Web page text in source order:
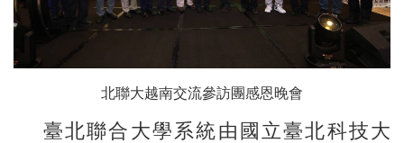
北聯大越南交流參訪團感恩晚會
臺北聯合大學系統由國立臺北科技大